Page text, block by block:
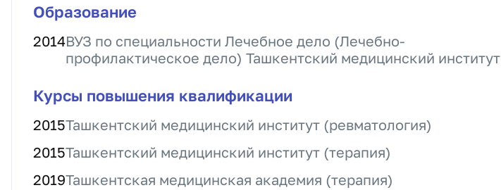
Образование
2014ВУЗ по специальности Лечебное дело (Лечебно-
профилактическое дело) Ташкентский медицинский институт
Курсы повышения квалификации
2015Ташкентский медицинский институт (ревматология)
2015Ташкентский медицинский институт (терапия)
2019Ташкентская медицинская академия (терапия)